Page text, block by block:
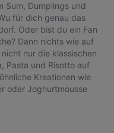
Sum, Dumplings und
für dich genau das
Oder bist du ein Fan
Dann nichts wie auf
nur die klassischen
Pasta und Risotto auf
Kreationen wie
oder Joghurtmousse